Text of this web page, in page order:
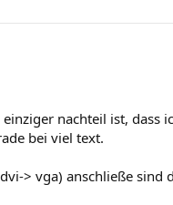
nachteil ist, dass
bei viel text.
> vga) anschließe sind